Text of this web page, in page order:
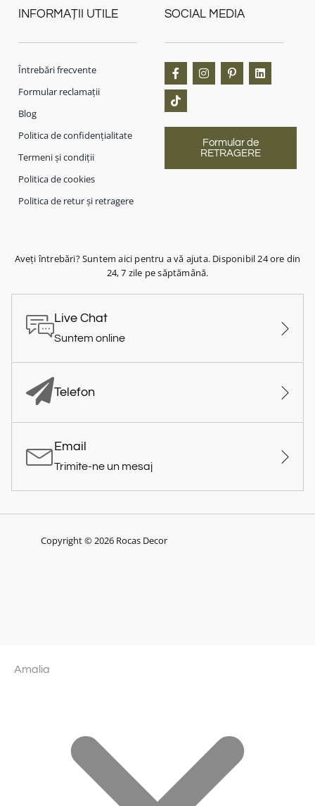
INFORMAȚII UTILE
Întrebări frecvente
Formular reclamații
Blog
Politica de confidențialitate
Termeni și condiții
Politica de cookies
Politica de retur și retragere
SOCIAL MEDIA
Formular de
RETRAGERE
Aveți întrebări? Suntem aici pentru a vă ajuta. Disponibil 24 ore din
24, 7 zile pe săptămână.
Live Chat
Suntem online
Telefon
Email
Trimite-ne un mesaj
Copyright © 2026 Rocas Decor
Amalia